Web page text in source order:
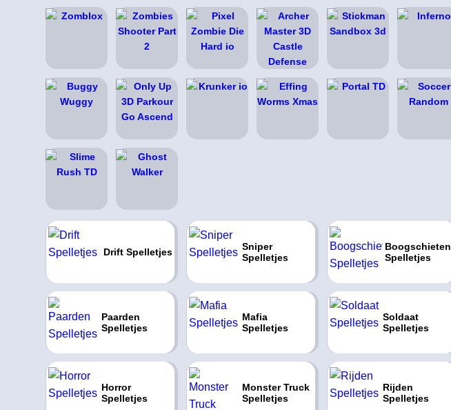
Drift Spelletjes
Sniper
Spelletjes
Boogschieten
Spelletjes
Paarden
Spelletjes
Mafia
Spelletjes
Soldaat
Spelletjes
Horror
Spelletjes
Monster Truck
Spelletjes
Rijden
Spelletjes